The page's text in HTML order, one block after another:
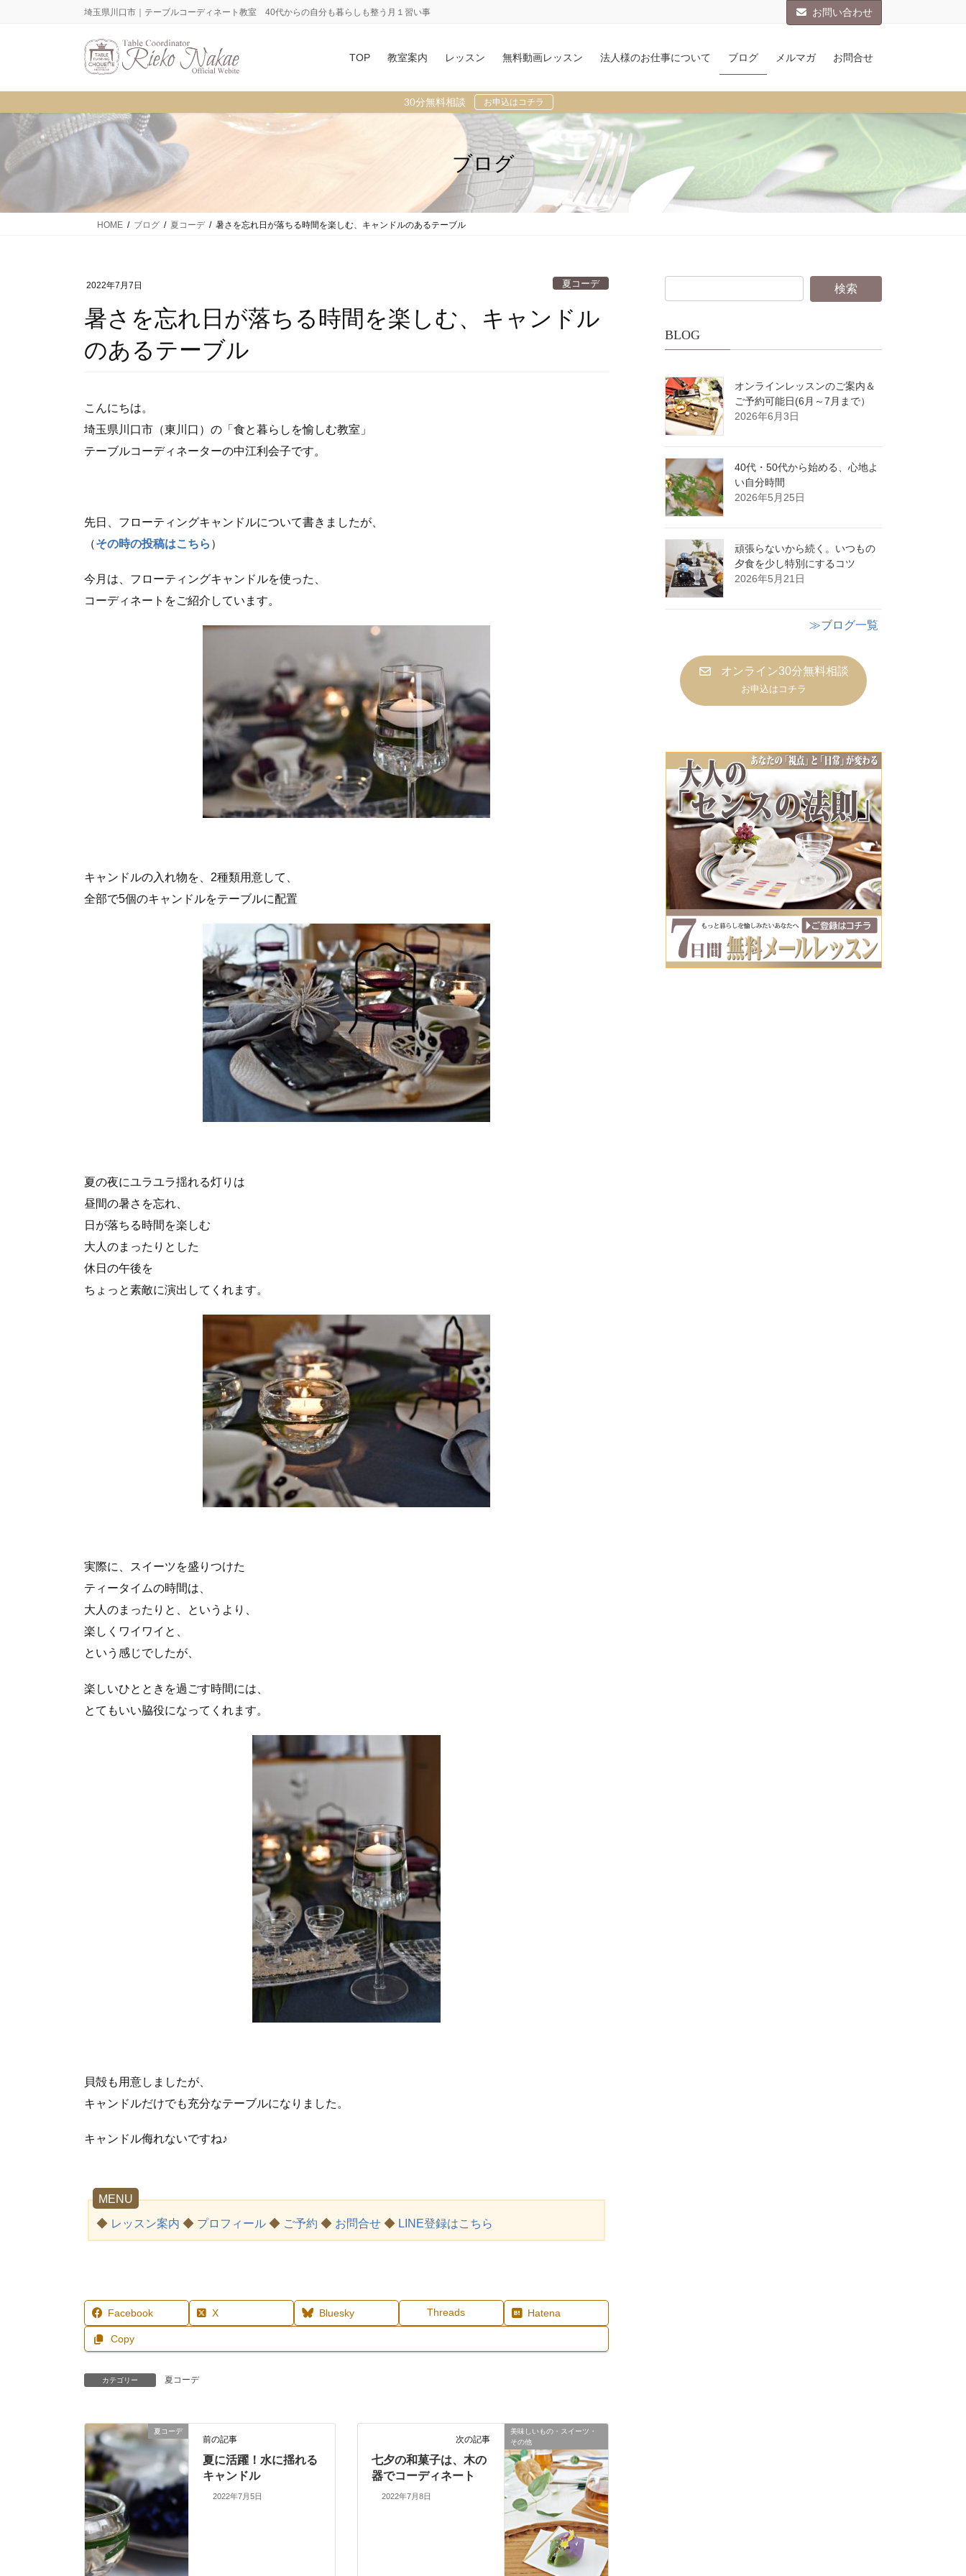
に
移
ョ
ン
動
埼玉県川口市｜テーブルコーディネート教室 40代からの自分も暮らしも整う月１習い事 お問い合わせ
TOP 教室案内 レッスン 無料動画レッスン 法人様のお仕事について ブログ メルマガ お問合せ
30分無料相談 お申込はコチラ
ブログ
HOME ブログ 夏コーデ 暑さを忘れ日が落ちる時間を楽しむ、キャンドルのあるテーブル
2022年7月7日 夏コーデ
暑さを忘れ日が落ちる時間を楽しむ、キャンドル
のあるテーブル
こんにちは。
埼玉県川口市（東川口）の「食と暮らしを愉しむ教室」
テーブルコーディネーターの中江利会子です。
先日、フローティングキャンドルについて書きましたが、
（その時の投稿はこちら ）
今月は、フローティングキャンドルを使った、
コーディネートをご紹介しています。
キャンドルの入れ物を、2種類用意して、
全部で5個のキャンドルをテーブルに配置
夏の夜にユラユラ揺れる灯りは
昼間の暑さを忘れ、
日が落ちる時間を楽しむ
大人のまったりとした
休日の午後を
ちょっと素敵に演出してくれます。
実際に、スイーツを盛りつけた
ティータイムの時間は、
大人のまったりと、というより、
楽しくワイワイと、
という感じでしたが、
楽しいひとときを過ごす時間には、
とてもいい脇役になってくれます。
貝殻も用意しましたが、
キャンドルだけでも充分なテーブルになりました。
キャンドル侮れないですね♪
MENU
◆ レッスン案内 ◆ プロフィール ◆ ご予約 ◆ お問合せ ◆ LINE登録はこちら
Facebook X Bluesky Threads Hatena
Copy
カテゴリー 夏コーデ
夏コーデ
前の記事
夏に活躍！水に揺れる
キャンドル
2022年7月5日
美味しいもの・スイーツ・
その他
次の記事
七夕の和菓子は、木の
器でコーディネート
2022年7月8日
BLOG
オンラインレッスンのご案内＆
ご予約可能日(6月～7月まで）
2026年6月3日
40代・50代から始める、心地よ
い自分時間
2026年5月25日
頑張らないから続く。いつもの
夕食を少し特別にするコツ
2026年5月21日
≫ブログ一覧
オンライン30分無料相談
お申込はコチラ